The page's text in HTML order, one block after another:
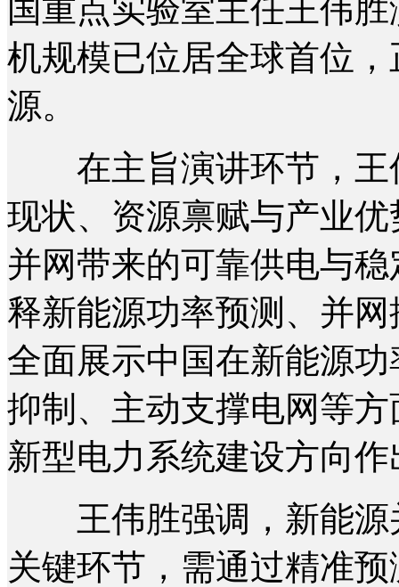
国重点实验室主任王伟
机规模已位居全球首位
源。
在主旨演讲环节，王
现状、资源禀赋与产业
并网带来的可靠供电与
释新能源功率预测、并
全面展示中国在新能源
抑制、主动支撑电网等
新型电力系统建设方向
王伟胜强调，新能源
关键环节，需通过精准